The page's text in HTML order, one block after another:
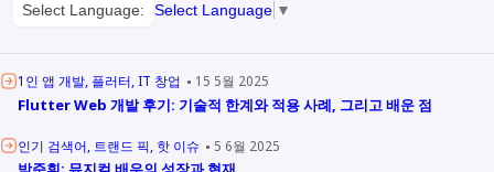
Select Language: Select Language ▼
1인 앱 개발 플러터 IT 창업 15 5월 2025
Flutter Web 개발 후기: 기술적 한계와 적용 사례, 그리고 배운 점
인기 검색어 트랜드 픽 핫 이슈 5 6월 2025